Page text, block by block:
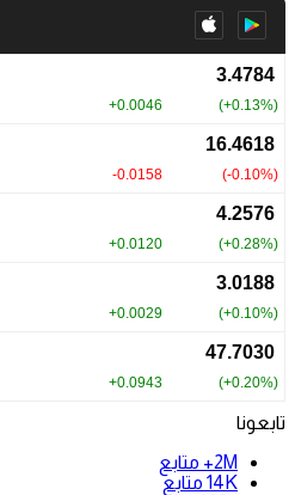
تابعونا
2M+
متابع
14K متابع